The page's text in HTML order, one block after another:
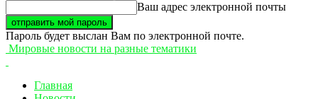
Ваш адрес электронной почты
Пароль будет выслан Вам по электронной почте.
Мировые новости на разные тематики
Главная